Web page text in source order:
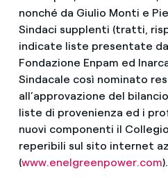
nonché da Giulio Monti e
Sindaci supplenti (tratti,
indicate liste presentate da
Fondazione Enpam ed
Sindacale così nominato
all’approvazione del
liste di provenienza ed i
nuovi componenti il
reperibili sul sito internet
(www.enelgreenpower.com).